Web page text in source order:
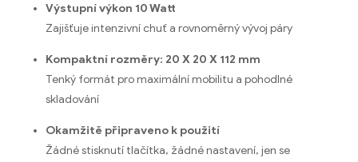
Výstupní výkon 10 Watt
Zajišťuje intenzivní chuť a rovnoměrný vývoj páry
Kompaktní rozměry: 20 X 20 X 112 mm
Tenký formát pro maximální mobilitu a pohodlné
skladování
Okamžitě připraveno k použití
Žádné stisknutí tlačítka, žádné nastavení, jen se